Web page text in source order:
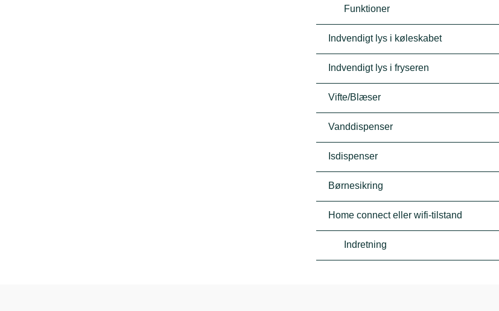
Funktioner
Indvendigt lys i køleskabet
Indvendigt lys i fryseren
Vifte/Blæser
Vanddispenser
Isdispenser
Børnesikring
Home connect eller wifi-tilstand
Indretning